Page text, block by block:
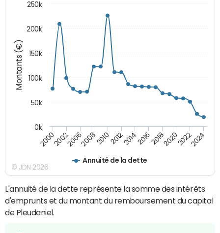
Montants (€)
Annuité de la dette
200020022006200820102012201420162018202020222024
0k
50k
100k
150k
200k
250k
© JDN 2026
L'annuité de la dette représente la somme des intérêts
d'emprunts et du montant du remboursement du capital
de Pleudaniel.